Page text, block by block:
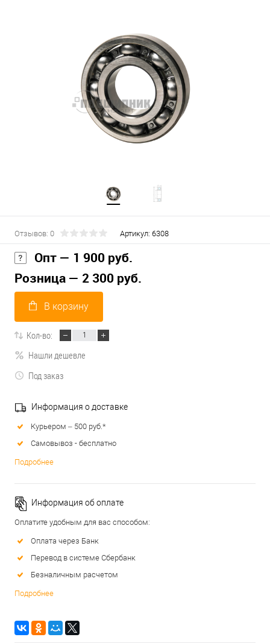
Отзывов: 0 Артикул: 6308
Опт — 1 900 руб.
Розница — 2 300 руб.
В корзину
Кол-во:
Нашли дешевле
Под заказ
Информация о доставке
Курьером – 500 руб.*
Самовывоз - бесплатно
Подробнее
Информация об оплате
Оплатите удобным для вас способом:
Оплата через Банк
Перевод в системе Сбербанк
Безналичным расчетом
Подробнее